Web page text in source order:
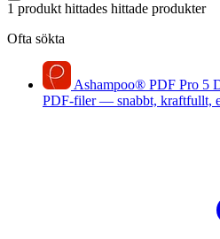
1 produkt hittades hittade produkter
Ofta sökta
Ashampoo® PDF Pro 5
PDF-filer — snabbt, kraftfullt,